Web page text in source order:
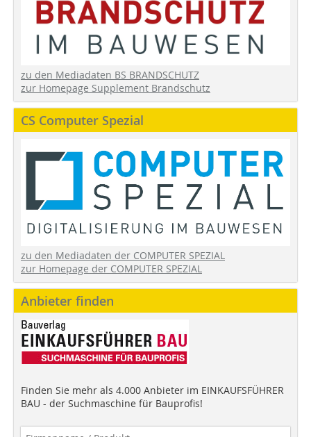
zu den Mediadaten BS BRANDSCHUTZ
zur Homepage Supplement Brandschutz
CS Computer Spezial
zu den Mediadaten der COMPUTER SPEZIAL
zur Homepage der COMPUTER SPEZIAL
Anbieter finden
Finden Sie mehr als 4.000 Anbieter im EINKAUFSFÜHRER
BAU - der Suchmaschine für Bauprofis!